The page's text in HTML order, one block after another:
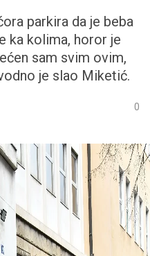
parkira da je beba
ka kolima, horor je
sam svim ovim,
je slao Miketić.
0